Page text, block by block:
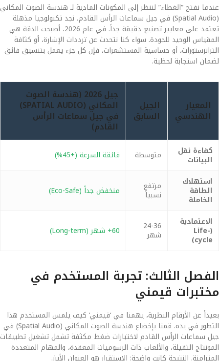
عندما نفتح “الغطاء” لننظر إلى المكونات المادية لـ هندسة الصوت المكاني
(Spatial Audio) في جيل سماعات الرأس القادم، نجد تكنولوجيا مذهلة
تعتمد على معايير تصنيع دقيقة جداً. في عام 2026، أصبحت الدقة هي
المقياس الوحيد للجودة. سواء كنا نتحدث عن ترددات الإشارة، أو كثافة
الترانزستورات، أو حساسية المستشعرات، فإن كل جزء يعمل بتنسيق فائق
لضمان استجابة لحظية.
المعيار
الهندسي
الجيل
السابق
جيل 2026 (هندسة الصوت
المكاني (SPATIAL AUDIO)
في جيل سماعات الرأس
القادم)
كفاءة نقل
البيانات متوسطة
فائقة السرعة (+45%)
استهلاك
الطاقة
الخاملة
مرتفع
نسبياً منخفض جداً (Eco-Safe)
الاعتمادية
(Life-
cycle)
24-36
شهر 60+ شهر (Long-term)
الفصل الثالث: تجربة المستخدم في
مختبرات قيمني
بعيداً عن الأرقام النظرية، يهمنا في ‘قيمني’ كيف يلمس المستخدم هذا
التطور في يده. قمنا بإخضاع هندسة الصوت المكاني (Spatial Audio) في
جيل سماعات الرأس القادم لاختبارات ضغط مكثفة تشمل تشغيل تطبيقات
المونتاج الثقيلة، والألعاب ذات الرسوميات المعقدة، والمهام المتعددة
المتزامنة. النتيجة كانت واضحة: الاستقرار هو العنوان الأبرز.